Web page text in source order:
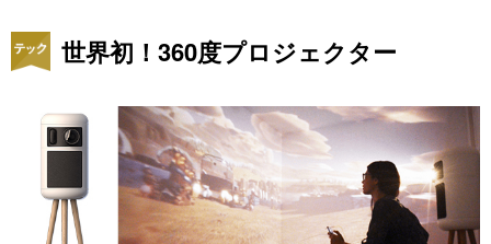
世界初！360度プロジェクター